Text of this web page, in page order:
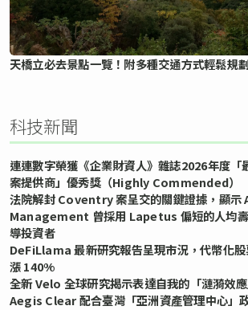
天橋立必去景點一覽！附多種交通方式輕鬆規
科技新聞
連連數字榮獲《企業財資人》雜誌2026年度「
案提供商」優秀獎（Highly Commended）
法院解封 Coventry 案呈交的關鍵證據，顯
Management 曾採用 Lapetus 偏短的人均
導投資者
DeFiLlama 最新研究報告呈現市況，代幣化
漲 140%
全新 Velo 全球研究揭示表達自我的「漣漪效應
Aegis Clear 配合臺灣「亞洲資產管理中心」